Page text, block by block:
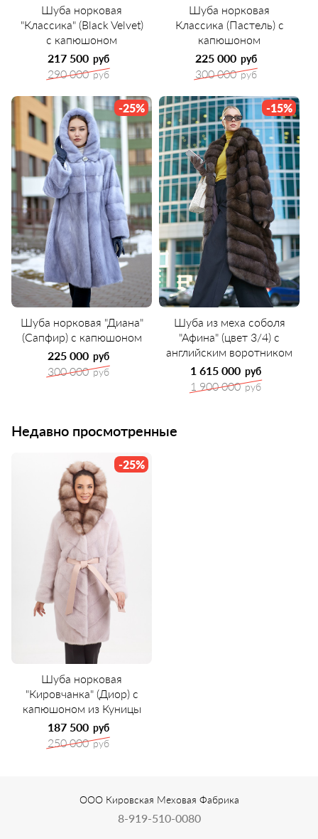
Шуба норковая
"Классика" (Black Velvet)
с капюшоном
217 500 руб
290 000 руб
Шуба норковая
Классика (Пастель) с
капюшоном
225 000 руб
300 000 руб
Шуба норковая "Диана"
(Сапфир) с капюшоном
225 000 руб
300 000 руб
-25%
Шуба из меха соболя
"Афина" (цвет 3/4) с
английским воротником
1 615 000 руб
1 900 000 руб
-15%
Недавно просмотренные
Шуба норковая
"Кировчанка" (Диор) с
капюшоном из Куницы
187 500 руб
250 000 руб
-25%
ООО Кировская Меховая Фабрика
8-919-510-0080